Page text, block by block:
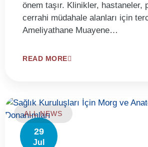
önem taşır. Klinikler, hastaneler,
cerrahi müdahale alanları için
Ameliyathane Muayene…
READ MORE
29
Jul
ALL NEWS